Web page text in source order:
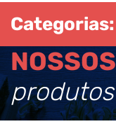
Categorias:
NOSSOS
produtos